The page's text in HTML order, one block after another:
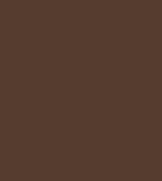
moi vos